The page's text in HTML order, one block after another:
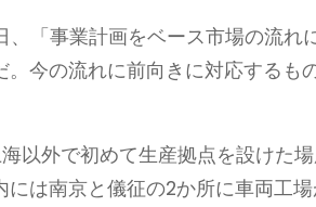
、「事業計画をベース市場の流
今の流れに前向きに対応するも
以外で初めて生産拠点を設けた
は南京と儀征の2か所に車両工